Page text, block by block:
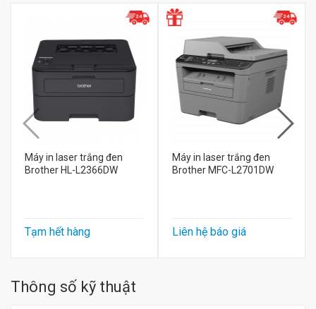
Máy in laser trắng đen
Brother HL-L2366DW
Tạm hết hàng
Máy in laser trắng đen
Brother MFC-L2701DW
Liên hệ báo giá
Thông số kỹ thuật